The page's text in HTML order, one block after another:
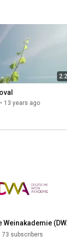
• 13 years ago
Weinakademie
73 subscribers